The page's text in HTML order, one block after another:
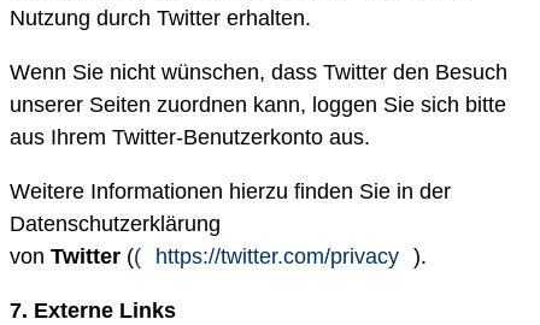
Nutzung durch Twitter erhalten.
Wenn Sie nicht wünschen, dass Twitter den Besuch
unserer Seiten zuordnen kann, loggen Sie sich bitte
aus Ihrem Twitter-Benutzerkonto aus.
Weitere Informationen hierzu finden Sie in der
Datenschutzerklärung
von Twitter (( https://twitter.com/privacy ).
7. Externe Links